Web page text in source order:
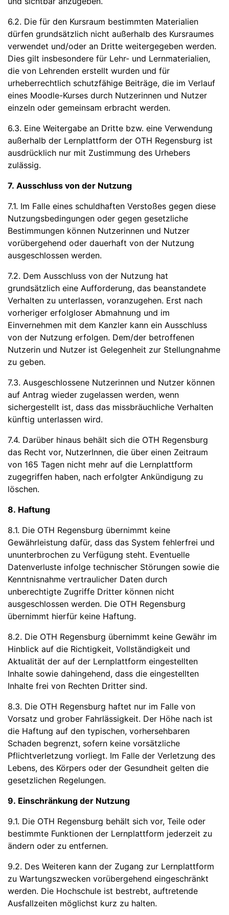
6.2. Die für den Kursraum bestimmten Materialien
dürfen grundsätzlich nicht außerhalb des Kursraumes
verwendet und/oder an Dritte weitergegeben werden.
Dies gilt insbesondere für Lehr- und Lernmaterialien,
die von Lehrenden erstellt wurden und für
urheberrechtlich schutzfähige Beiträge, die im Verlauf
eines Moodle-Kurses durch Nutzerinnen und Nutzer
einzeln oder gemeinsam erbracht werden.
6.3. Eine Weitergabe an Dritte bzw. eine Verwendung
außerhalb der Lernplattform der OTH Regensburg ist
ausdrücklich nur mit Zustimmung des Urhebers
zulässig.
7. Ausschluss von der Nutzung
7.1. Im Falle eines schuldhaften Verstoßes gegen diese
Nutzungsbedingungen oder gegen gesetzliche
Bestimmungen können Nutzerinnen und Nutzer
vorübergehend oder dauerhaft von der Nutzung
ausgeschlossen werden.
7.2. Dem Ausschluss von der Nutzung hat
grundsätzlich eine Aufforderung, das beanstandete
Verhalten zu unterlassen, voranzugehen. Erst nach
vorheriger erfolgloser Abmahnung und im
Einvernehmen mit dem Kanzler kann ein Ausschluss
von der Nutzung erfolgen. Dem/der betroffenen
Nutzerin und Nutzer ist Gelegenheit zur Stellungnahme
zu geben.
7.3. Ausgeschlossene Nutzerinnen und Nutzer können
auf Antrag wieder zugelassen werden, wenn
sichergestellt ist, dass das missbräuchliche Verhalten
künftig unterlassen wird.
7.4. Darüber hinaus behält sich die OTH Regensburg
das Recht vor, NutzerInnen, die über einen Zeitraum
von 165 Tagen nicht mehr auf die Lernplattform
zugegriffen haben, nach erfolgter Ankündigung zu
löschen.
8. Haftung
8.1. Die OTH Regensburg übernimmt keine
Gewährleistung dafür, dass das System fehlerfrei und
ununterbrochen zu Verfügung steht. Eventuelle
Datenverluste infolge technischer Störungen sowie die
Kenntnisnahme vertraulicher Daten durch
unberechtigte Zugriffe Dritter können nicht
ausgeschlossen werden. Die OTH Regensburg
übernimmt hierfür keine Haftung.
8.2. Die OTH Regensburg übernimmt keine Gewähr im
Hinblick auf die Richtigkeit, Vollständigkeit und
Aktualität der auf der Lernplattform eingestellten
Inhalte sowie dahingehend, dass die eingestellten
Inhalte frei von Rechten Dritter sind.
8.3. Die OTH Regensburg haftet nur im Falle von
Vorsatz und grober Fahrlässigkeit. Der Höhe nach ist
die Haftung auf den typischen, vorhersehbaren
Schaden begrenzt, sofern keine vorsätzliche
Pflichtverletzung vorliegt. Im Falle der Verletzung des
Lebens, des Körpers oder der Gesundheit gelten die
gesetzlichen Regelungen.
9. Einschränkung der Nutzung
9.1. Die OTH Regensburg behält sich vor, Teile oder
bestimmte Funktionen der Lernplattform jederzeit zu
ändern oder zu entfernen.
9.2. Des Weiteren kann der Zugang zur Lernplattform
zu Wartungszwecken vorübergehend eingeschränkt
werden. Die Hochschule ist bestrebt, auftretende
Ausfallzeiten möglichst kurz zu halten.